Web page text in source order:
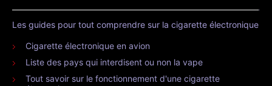
Les guides pour tout comprendre sur la cigarette électronique
Cigarette électronique en avion
Liste des pays qui interdisent ou non la vape
Tout savoir sur le fonctionnement d'une cigarette